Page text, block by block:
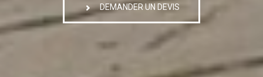
DEMANDER UN DEVIS